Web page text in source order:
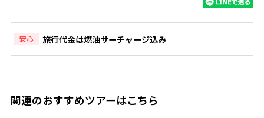
安心 旅行代金は燃油サーチャージ込み
関連のおすすめツアーはこちら